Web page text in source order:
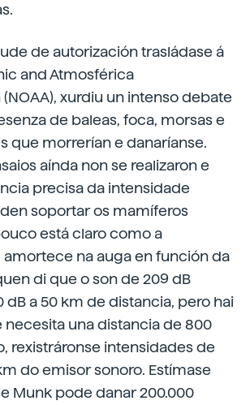
de autorización trasládase á
and Atmosférica
xurdiu un intenso debate
de baleas, foca, morsas e
que morrerían e danaríanse.
aínda non se realizaron e
precisa da intensidade
soportar os mamíferos
está claro como a
amortece na auga en función da
di que o son de 209 dB
dB a 50 km de distancia, pero hai
necesita una distancia de 800
rexistráronse intensidades de
do emisor sonoro. Estímase
Munk pode danar 200.000